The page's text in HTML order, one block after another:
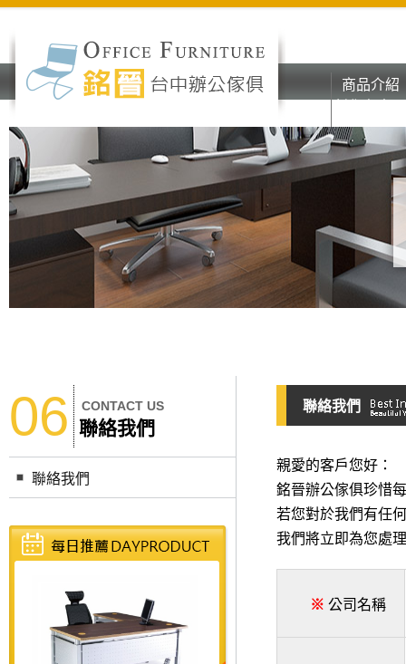
商品介紹
辦公家具
彰化台中
辦公家具
06 CONTACT US
聯絡我們
聯絡我們
聯絡我們
親愛的客戶您好：
銘晉辦公傢俱珍惜
若您對於我們有任
我們將立即為您處
※ 公司名稱